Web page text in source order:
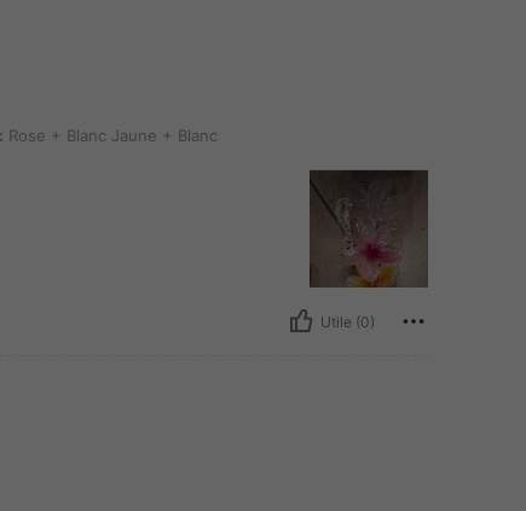
Jaune + Blanc
Rose + Blanc Jaune + Blanc
Utile (0)